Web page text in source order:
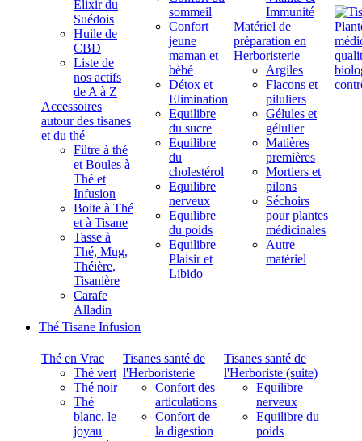
Elixir du
Suédois
Huile de
CBD
Liste de
nos actifs
de A à Z
Accessoires
autour des tisanes
et du thé
Filtre à thé
et Boules à
Thé et
Infusion
Boite à Thé
et à Tisane
Tasse à
Thé, Mug,
Théière,
Tisanière
Carafe
Alladin
sommeil
Confort
jeune
maman et
bébé
Détox et
Elimination
Equilibre
du sucre
Equilibre
du
cholestérol
Equilibre
nerveux
Equilibre
du poids
Equilibre
Plaisir et
Libido
Immunité
Matériel de
préparation en
Herboristerie
Argiles
Flacons et
piluliers
Gélules et
gélulier
Matières
premières
Mortiers et
pilons
Séchoirs
pour plantes
médicinales
Autre
matériel
Thé Tisane Infusion
Thé en Vrac
Thé vert
Thé noir
Thé
blanc, le
joyau
Tisanes santé de
l'Herboristerie
Confort des
articulations
Confort de
la digestion
Tisanes santé de
l'Herboriste (suite)
Equilibre
nerveux
Equilibre du
poids